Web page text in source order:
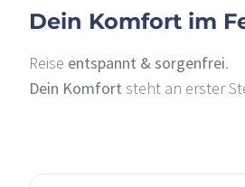
Dein Komfort im
Reise entspannt & sorgenfrei.
Dein Komfort steht an erster